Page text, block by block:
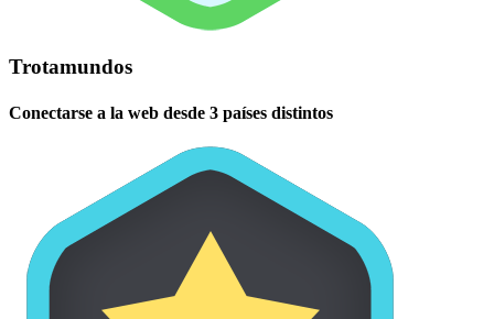
Trotamundos
Conectarse a la web desde 3 países distintos